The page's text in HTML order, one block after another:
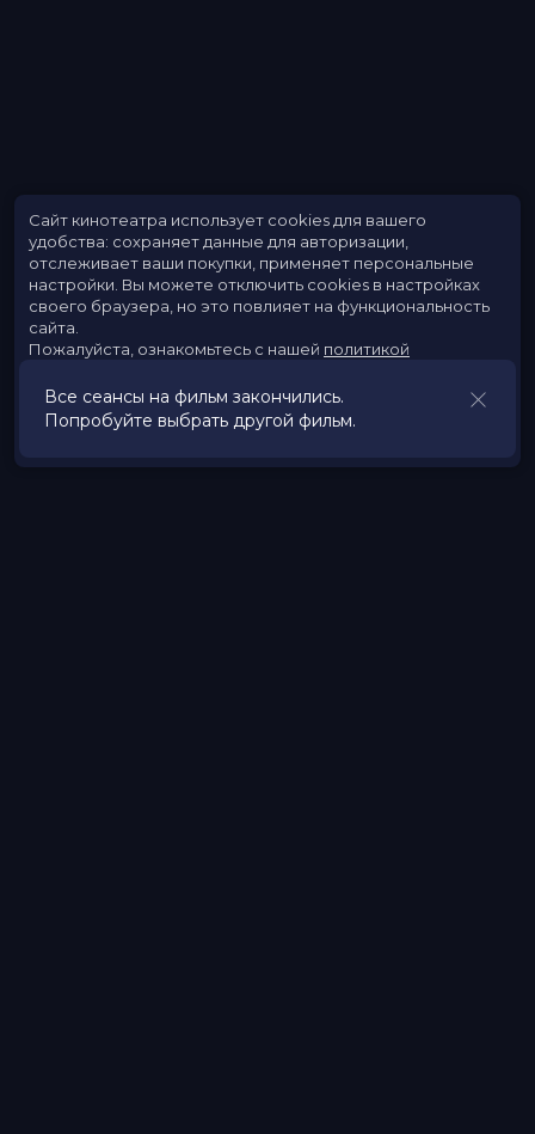
Все сеансы на фильм закончились.
Попробуйте выбрать другой фильм.
Сайт кинотеатра использует cookies для вашего
удобства: сохраняет данные для авторизации,
отслеживает ваши покупки, применяет персональные
настройки. Вы можете отключить cookies в настройках
своего браузера, но это повлияет на функциональность
сайта.
Пожалуйста, ознакомьтесь с нашей политикой
Принять